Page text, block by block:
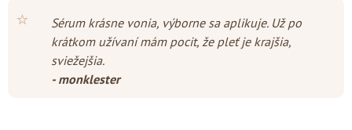
⭐
Sérum krásne vonia, výborne sa aplikuje. Už po
krátkom užívaní mám pocit, že pleť je krajšia,
sviežejšia.
- monklester